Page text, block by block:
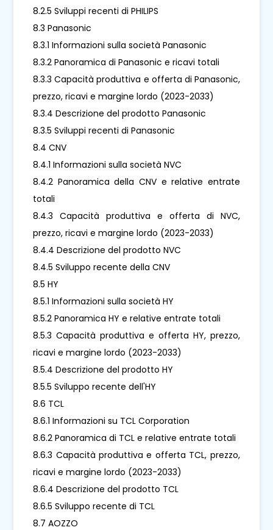
8.2.5 Sviluppi recenti di PHILIPS
8.3 Panasonic
8.3.1 Informazioni sulla società Panasonic
8.3.2 Panoramica di Panasonic e ricavi totali
8.3.3 Capacità produttiva e offerta di Panasonic,
prezzo, ricavi e margine lordo (2023-2033)
8.3.4 Descrizione del prodotto Panasonic
8.3.5 Sviluppi recenti di Panasonic
8.4 CNV
8.4.1 Informazioni sulla società NVC
8.4.2 Panoramica della CNV e relative entrate
totali
8.4.3 Capacità produttiva e offerta di NVC,
prezzo, ricavi e margine lordo (2023-2033)
8.4.4 Descrizione del prodotto NVC
8.4.5 Sviluppo recente della CNV
8.5 HY
8.5.1 Informazioni sulla società HY
8.5.2 Panoramica HY e relative entrate totali
8.5.3 Capacità produttiva e offerta HY, prezzo,
ricavi e margine lordo (2023-2033)
8.5.4 Descrizione del prodotto HY
8.5.5 Sviluppo recente dell'HY
8.6 TCL
8.6.1 Informazioni su TCL Corporation
8.6.2 Panoramica di TCL e relative entrate totali
8.6.3 Capacità produttiva e offerta TCL, prezzo,
ricavi e margine lordo (2023-2033)
8.6.4 Descrizione del prodotto TCL
8.6.5 Sviluppo recente di TCL
8.7 AOZZO